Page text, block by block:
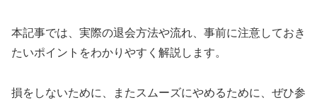
本記事では、実際の退会方法や流れ、事前に注意しておき
たいポイントをわかりやすく解説します。
損をしないために、またスムーズにやめるために、ぜひ参